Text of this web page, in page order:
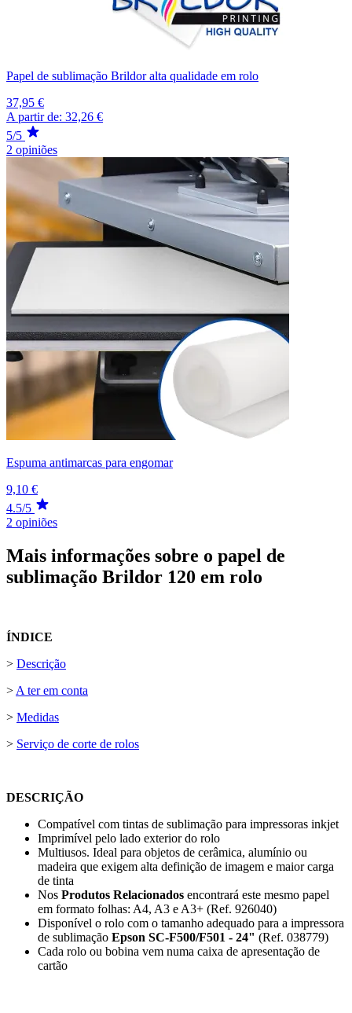
Papel de sublimação Brildor alta qualidade em rolo
37,95 €
A partir de: 32,26 €
5/5
2 opiniões
Espuma antimarcas para engomar
9,10 €
4.5/5
2 opiniões
Mais informações sobre o papel de
sublimação Brildor 120 em rolo
ÍNDICE
> Descrição
> A ter em conta
> Medidas
> Serviço de corte de rolos
DESCRIÇÃO
Compatível com tintas de sublimação para impressoras inkjet
Imprimível pelo lado exterior do rolo
Multiusos. Ideal para objetos de cerâmica, alumínio ou
madeira que exigem alta definição de imagem e maior carga
de tinta
Nos Produtos Relacionados encontrará este mesmo papel
em formato folhas: A4, A3 e A3+ (Ref. 926040)
Disponível o rolo com o tamanho adequado para a impressora
de sublimação Epson SC-F500/F501 - 24" (Ref. 038779)
Cada rolo ou bobina vem numa caixa de apresentação de
cartão